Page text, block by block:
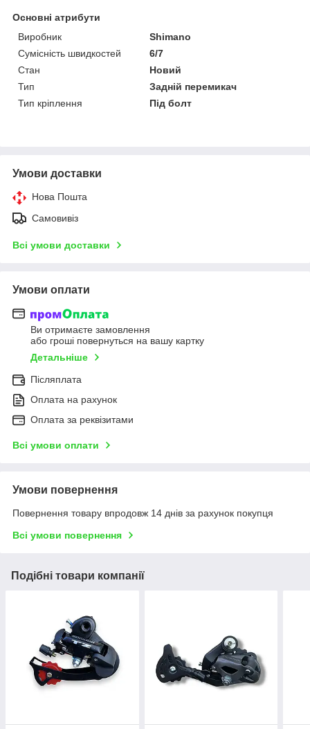
Основні атрибути
Виробник
Shimano
Сумісність швидкостей
6/7
Стан
Новий
Тип
Задній перемикач
Тип кріплення
Під болт
Умови доставки
Нова Пошта
Самовивіз
Всі умови доставки
Умови оплати
Ви отримаєте замовлення
або гроші повернуться на вашу картку
Детальніше
Післяплата
Оплата на рахунок
Оплата за реквізитами
Всі умови оплати
Умови повернення
Повернення товару впродовж 14 днів за рахунок покупця
Всі умови повернення
Подібні товари компанії